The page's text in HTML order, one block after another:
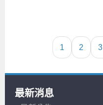
1 2 3
最新消息